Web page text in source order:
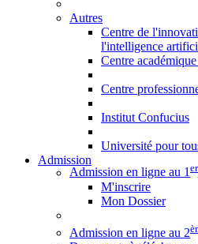
Autres
Centre de
l'intelligence
Centre
Centre
Institut Confucius
Université pour
Admission
Admission en ligne au 1er
M'inscrire
Mon Dossier
Admission en ligne au 2